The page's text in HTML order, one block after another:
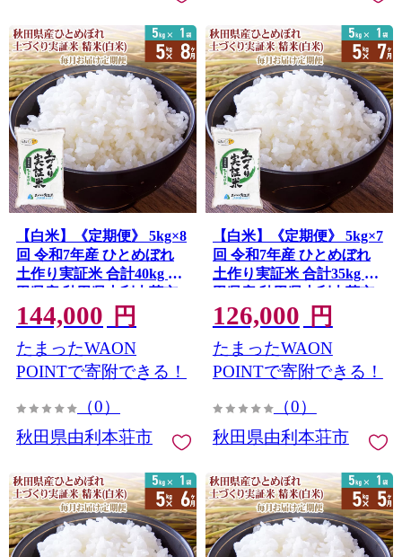
【白米】《定期便》 5kg×8
回 令和7年産 ひとめぼれ
土作り実証米 合計40kg 秋
田県産 秋田県由利本荘市
144,000 円
たまったWAON
POINTで寄附できる！
（0）
秋田県由利本荘市
【白米】《定期便》 5kg×7
回 令和7年産 ひとめぼれ
土作り実証米 合計35kg 秋
田県産 秋田県由利本荘市
126,000 円
たまったWAON
POINTで寄附できる！
（0）
秋田県由利本荘市